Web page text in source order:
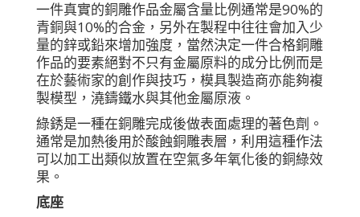
一件真實的銅雕作品金屬含量比例通常是90%的
青銅與10%的合金，另外在製程中往往會加入少
量的鋅或鉛來增加強度，當然決定一件合格銅雕
作品的要素絕對不只有金屬原料的成分比例而是
在於藝術家的創作與技巧，模具製造商亦能夠複
製模型，澆鑄鐵水與其他金屬原液。
綠銹是一種在銅雕完成後做表面處理的著色劑。
通常是加熱後用於酸蝕銅雕表層，利用這種作法
可以加工出類似放置在空氣多年氧化後的銅綠效
果。
底座